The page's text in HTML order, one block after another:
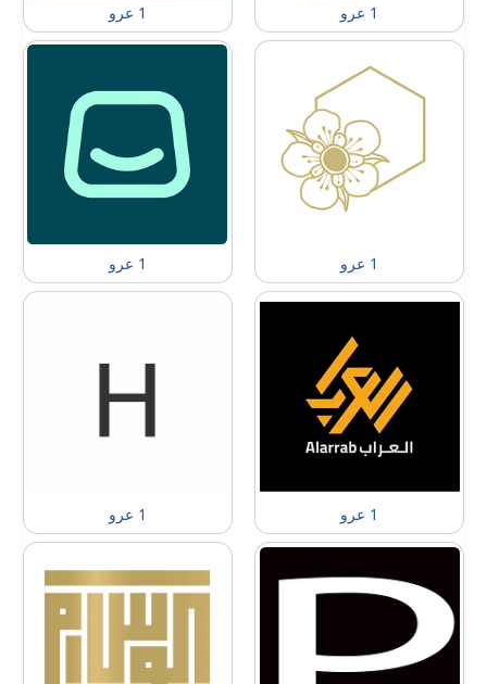
1 عرو 1 عرو
1 عرو 1 عرو
1 عرو 1 عرو